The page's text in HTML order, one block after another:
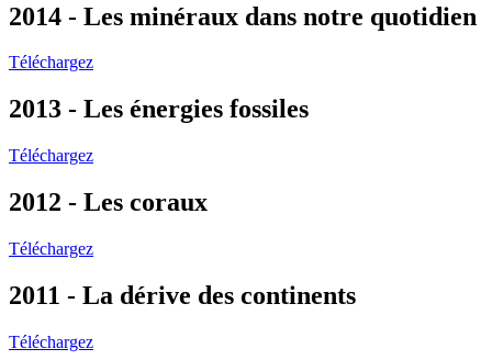
2014 - Les minéraux dans notre quotidien
Téléchargez
2013 - Les énergies fossiles
Téléchargez
2012 - Les coraux
Téléchargez
2011 - La dérive des continents
Téléchargez